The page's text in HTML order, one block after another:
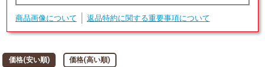
商品画像について 返品特約に関する重要事項について
価格(安い順) 価格(高い順)